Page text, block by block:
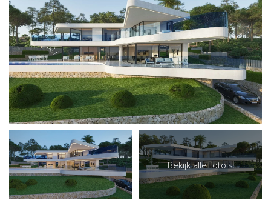
Bekijk alle foto's